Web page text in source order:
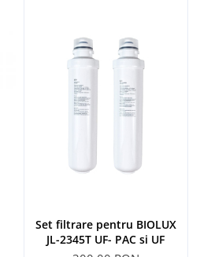
Set filtrare pentru BIOLUX
JL-2345T UF- PAC si UF